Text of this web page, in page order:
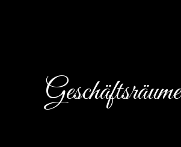
Geschäftsräume